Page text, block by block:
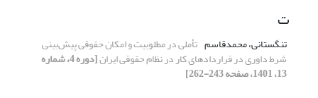
ت
تنگستانی، محمدقاسم تأملی در مطلوبیت و امکان‌ حقوقی پیش‌بینی
شرط داوری در قراردادهای کار در نظام حقوقی ایران [دوره 4، شماره
13، 1401، صفحه 243-262]